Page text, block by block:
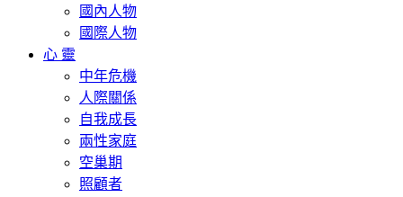
國內人物
國際人物
心 靈
中年危機
人際關係
自我成長
兩性家庭
空巢期
照顧者